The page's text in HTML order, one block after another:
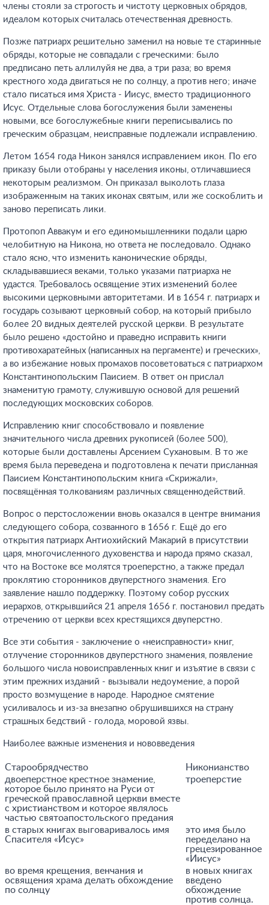
члены стояли за строгость и чистоту церковных обрядов,
идеалом которых считалась отечественная древность.
Позже патриарх решительно заменил на новые те старинные
обряды, которые не совпадали с греческими: было
предписано петь аллилуйя не два, а три раза; во время
крестного хода двигаться не по солнцу, а против него; иначе
стало писаться имя Христа - Иисус, вместо традиционного
Исус. Отдельные слова богослужения были заменены
новыми, все богослужебные книги переписывались по
греческим образцам, неисправные подлежали исправлению.
Летом 1654 года Никон занялся исправлением икон. По его
приказу были отобраны у населения иконы, отличавшиеся
некоторым реализмом. Он приказал выколоть глаза
изображенным на таких иконах святым, или же соскоблить и
заново переписать лики.
Протопоп Аввакум и его единомышленники подали царю
челобитную на Никона, но ответа не последовало. Однако
стало ясно, что изменить канонические обряды,
складывавшиеся веками, только указами патриарха не
удастся. Требовалось освящение этих изменений более
высокими церковными авторитетами. И в 1654 г. патриарх и
государь созывают церковный собор, на который прибыло
более 20 видных деятелей русской церкви. В результате
было решено «достойно и праведно исправить книги
противохаратейных (написанных на пергаменте) и греческих»,
а во избежание новых промахов посоветоваться с патриархом
Константинопольским Паисием. В ответ он прислал
знаменитую грамоту, служившую основой для решений
последующих московских соборов.
Исправлению книг способствовало и появление
значительного числа древних рукописей (более 500),
которые были доставлены Арсением Сухановым. В то же
время была переведена и подготовлена к печати присланная
Паисием Константинопольским книга «Скрижали»,
посвящённая толкованиям различных священнодействий.
Вопрос о перстосложении вновь оказался в центре внимания
следующего собора, созванного в 1656 г. Ещё до его
открытия патриарх Антиохийский Макарий в присутствии
царя, многочисленного духовенства и народа прямо сказал,
что на Востоке все молятся троеперстно, а также предал
проклятию сторонников двуперстного знамения. Его
заявление нашло поддержку. Поэтому собор русских
иерархов, открывшийся 21 апреля 1656 г. постановил предать
отречению от церкви всех крестящихся двуперстно.
Все эти события - заключение о «неисправности» книг,
отлучение сторонников двуперстного знамения, появление
большого числа новоисправленных книг и изъятие в связи с
этим прежних изданий - вызывали недоумение, а порой
просто возмущение в народе. Народное смятение
усиливалось и из-за внезапно обрушившихся на страну
страшных бедствий - голода, моровой язвы.
Наиболее важные изменения и нововведения
Старообрядчество
Никонианство
двоеперстное крестное знамение,
которое было принято на Руси от
греческой православной церкви вместе
с христианством и которое являлось
частью святоапостольского предания
троеперстие
в старых книгах выговаривалось имя
Спасителя «Исус»
это имя было
переделано на
грецезированное
«Иисус»
во время крещения, венчания и
освящения храма делать обхождение
по солнцу
в новых книгах
введено
обхождение
против солнца.